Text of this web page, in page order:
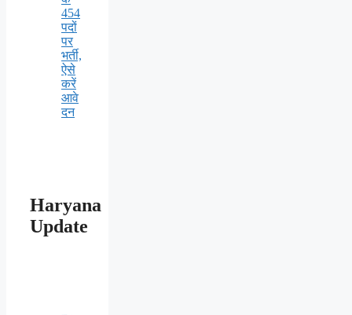
454
पदों
पर
भर्ती,
ऐसे
करें
आवे
दन
Haryana
Update